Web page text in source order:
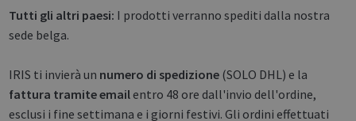
Tutti gli altri paesi: I prodotti verranno spediti dalla nostra
sede belga.
IRIS ti invierà un numero di spedizione (SOLO DHL) e la
fattura tramite email entro 48 ore dall'invio dell'ordine,
esclusi i fine settimana e i giorni festivi. Gli ordini effettuati